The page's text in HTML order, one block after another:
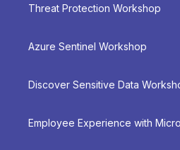
Threat Protection Workshop
Azure Sentinel Workshop
Discover Sensitive Data
Employee Experience with